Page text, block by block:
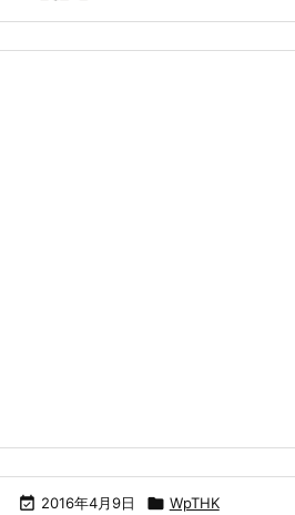
 2016年4月9日  WpTHK